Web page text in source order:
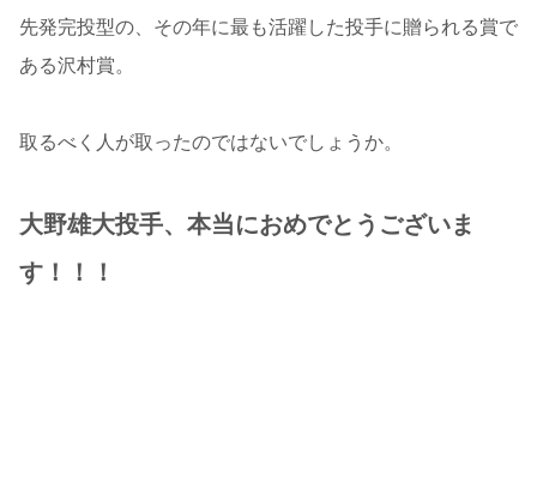
先発完投型の、その年に最も活躍した投手に贈られる賞で
ある沢村賞。
取るべく人が取ったのではないでしょうか。
大野雄大投手、本当におめでとうございま
す！！！